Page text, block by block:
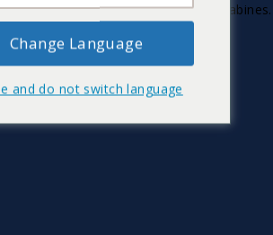
bubbelbaden, sauna’s en stoomcabines.
Change Language
and do not switch language